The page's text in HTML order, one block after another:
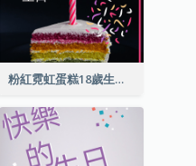
粉紅霓虹蛋糕18歲生日請柬